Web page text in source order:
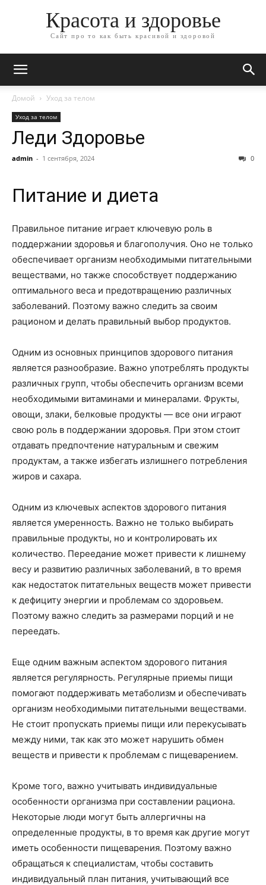
Красота и здоровье
Сайт про то как быть красивой и здоровой
Домой Уход за телом
Уход за телом
Леди Здоровье
admin - 1 сентября, 2024 0
Питание и диета
Правильное питание играет ключевую роль в
поддержании здоровья и благополучия. Оно не только
обеспечивает организм необходимыми питательными
веществами, но также способствует поддержанию
оптимального веса и предотвращению различных
заболеваний. Поэтому важно следить за своим
рационом и делать правильный выбор продуктов.
Одним из основных принципов здорового питания
является разнообразие. Важно употреблять продукты
различных групп, чтобы обеспечить организм всеми
необходимыми витаминами и минералами. Фрукты,
овощи, злаки, белковые продукты — все они играют
свою роль в поддержании здоровья. При этом стоит
отдавать предпочтение натуральным и свежим
продуктам, а также избегать излишнего потребления
жиров и сахара.
Одним из ключевых аспектов здорового питания
является умеренность. Важно не только выбирать
правильные продукты, но и контролировать их
количество. Переедание может привести к лишнему
весу и развитию различных заболеваний, в то время
как недостаток питательных веществ может привести
к дефициту энергии и проблемам со здоровьем.
Поэтому важно следить за размерами порций и не
переедать.
Еще одним важным аспектом здорового питания
является регулярность. Регулярные приемы пищи
помогают поддерживать метаболизм и обеспечивать
организм необходимыми питательными веществами.
Не стоит пропускать приемы пищи или перекусывать
между ними, так как это может нарушить обмен
веществ и привести к проблемам с пищеварением.
Кроме того, важно учитывать индивидуальные
особенности организма при составлении рациона.
Некоторые люди могут быть аллергичны на
определенные продукты, в то время как другие могут
иметь особенности пищеварения. Поэтому важно
обращаться к специалистам, чтобы составить
индивидуальный план питания, учитывающий все